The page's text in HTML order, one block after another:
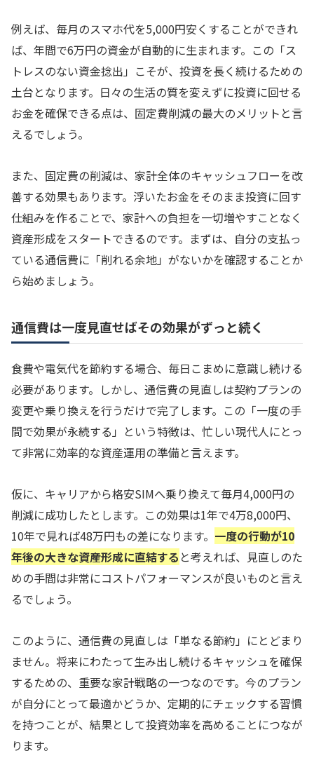
例えば、毎月のスマホ代を5,000円安くすることができれ
ば、年間で6万円の資金が自動的に生まれます。この「ス
トレスのない資金捻出」こそが、投資を長く続けるための
土台となります。日々の生活の質を変えずに投資に回せる
お金を確保できる点は、固定費削減の最大のメリットと言
えるでしょう。
また、固定費の削減は、家計全体のキャッシュフローを改
善する効果もあります。浮いたお金をそのまま投資に回す
仕組みを作ることで、家計への負担を一切増やすことなく
資産形成をスタートできるのです。まずは、自分の支払っ
ている通信費に「削れる余地」がないかを確認することか
ら始めましょう。
通信費は一度見直せばその効果がずっと続く
食費や電気代を節約する場合、毎日こまめに意識し続ける
必要があります。しかし、通信費の見直しは契約プランの
変更や乗り換えを行うだけで完了します。この「一度の手
間で効果が永続する」という特徴は、忙しい現代人にとっ
て非常に効率的な資産運用の準備と言えます。
仮に、キャリアから格安SIMへ乗り換えて毎月4,000円の
削減に成功したとします。この効果は1年で4万8,000円、
10年で見れば48万円もの差になります。 一度の行動が10
年後の大きな資産形成に直結する と考えれば、見直しのた
めの手間は非常にコストパフォーマンスが良いものと言え
るでしょう。
このように、通信費の見直しは「単なる節約」にとどまり
ません。将来にわたって生み出し続けるキャッシュを確保
するための、重要な家計戦略の一つなのです。今のプラン
が自分にとって最適かどうか、定期的にチェックする習慣
を持つことが、結果として投資効率を高めることにつなが
ります。